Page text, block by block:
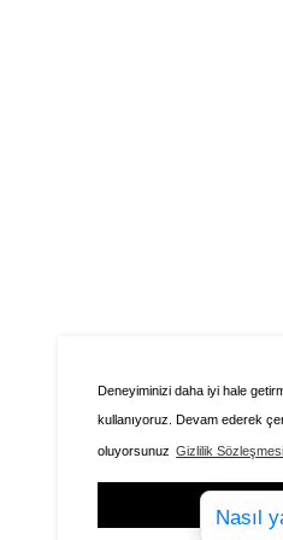
Deneyiminizi daha iyi hale
kullanıyoruz. Devam ederek
oluyorsunuz Gizlilik
Nasıl